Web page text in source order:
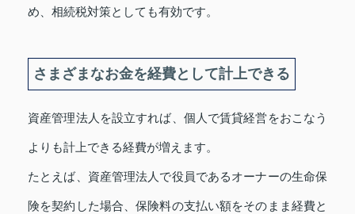
め、相続税対策としても有効です。
さまざまなお金を経費として計上できる
資産管理法人を設立すれば、個人で賃貸経営をおこなう
よりも計上できる経費が増えます。
たとえば、資産管理法人で役員であるオーナーの生命保
険を契約した場合、保険料の支払い額をそのまま経費と